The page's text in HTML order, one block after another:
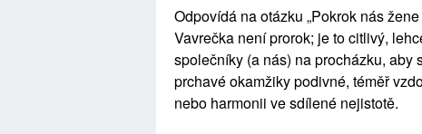
Odpovídá na otázku „Pokrok nás
Vavrečka není prorok; je to citlivý,
společníky (a nás) na procházku,
prchavé okamžiky podivné, téměř
nebo harmonii ve sdílené nejistotě.